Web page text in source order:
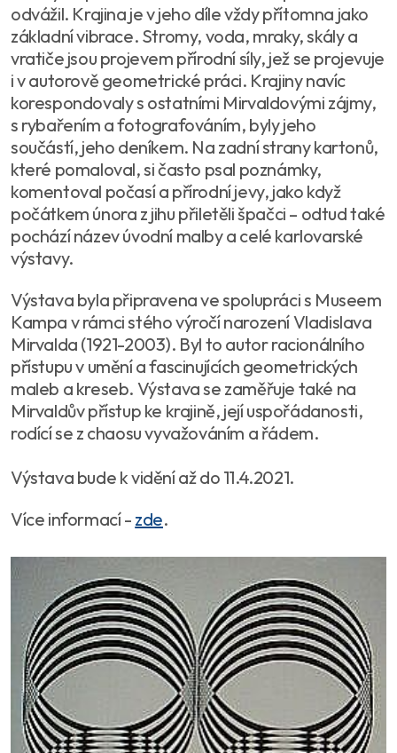
odvážil. Krajina je v jeho díle vždy přítomna jako
základní vibrace. Stromy, voda, mraky, skály a
vratiče jsou projevem přírodní síly, jež se projevuje
i v autorově geometrické práci. Krajiny navíc
korespondovaly s ostatními Mirvaldovými zájmy,
s rybařením a fotografováním, byly jeho
součástí, jeho deníkem. Na zadní strany kartonů,
které pomaloval, si často psal poznámky,
komentoval počasí a přírodní jevy, jako když
počátkem února z jihu přiletěli špačci – odtud také
pochází název úvodní malby a celé karlovarské
výstavy.
Výstava byla připravena ve spolupráci s Museem
Kampa v rámci stého výročí narození Vladislava
Mirvalda (1921-2003). Byl to autor racionálního
přístupu v umění a fascinujících geometrických
maleb a kreseb. Výstava se zaměřuje také na
Mirvaldův přístup ke krajině, její uspořádanosti,
rodící se z chaosu vyvažováním a řádem.
Výstava bude k vidění až do 11.4.2021.
Více informací - zde.